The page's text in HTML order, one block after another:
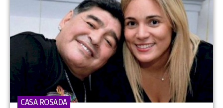
CASA ROSADA